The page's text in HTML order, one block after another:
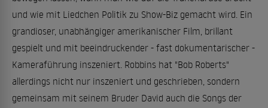
und wie mit Liedchen Politik zu Show-Biz gemacht wird. Ein
grandioser, unabhängiger amerikanischer Film, brillant
gespielt und mit beeindruckender - fast dokumentarischer -
Kameraführung inszeniert. Robbins hat "Bob Roberts"
allerdings nicht nur inszeniert und geschrieben, sondern
gemeinsam mit seinem Bruder David auch die Songs der